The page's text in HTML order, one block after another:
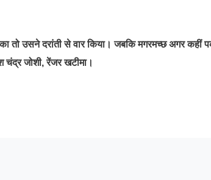
तो उसने दरांती से वार किया। जबकि मगरमच्छ अगर कहीं
चंद्र जोशी, रेंजर खटीमा।